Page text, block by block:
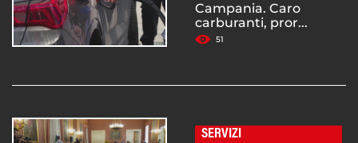
Campania. Caro
carburanti, pror...
51
SERVIZI